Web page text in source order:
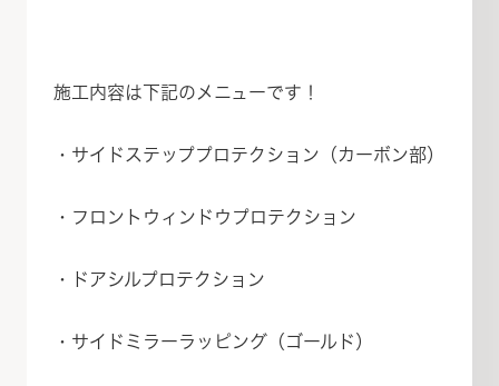
施工内容は下記のメニューです！
・サイドステッププロテクション（カーボン部）
・フロントウィンドウプロテクション
・ドアシルプロテクション
・サイドミラーラッピング（ゴールド）